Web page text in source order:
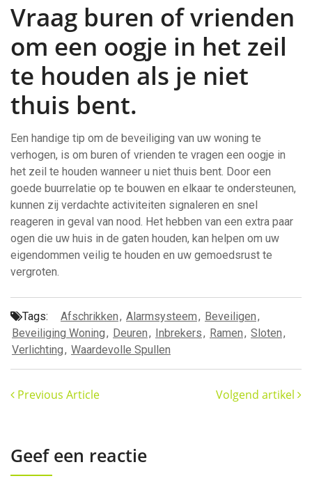
Vraag buren of vrienden
om een oogje in het zeil
te houden als je niet
thuis bent.
Een handige tip om de beveiliging van uw woning te
verhogen, is om buren of vrienden te vragen een oogje in
het zeil te houden wanneer u niet thuis bent. Door een
goede buurrelatie op te bouwen en elkaar te ondersteunen,
kunnen zij verdachte activiteiten signaleren en snel
reageren in geval van nood. Het hebben van een extra paar
ogen die uw huis in de gaten houden, kan helpen om uw
eigendommen veilig te houden en uw gemoedsrust te
vergroten.
Tags: Afschrikken, Alarmsysteem, Beveiligen,
Beveiliging Woning, Deuren, Inbrekers, Ramen, Sloten,
Verlichting, Waardevolle Spullen
Previous Article Volgend artikel
Geef een reactie